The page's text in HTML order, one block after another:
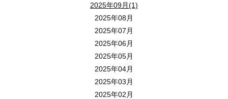
2025年09月(1)
2025年08月
2025年07月
2025年06月
2025年05月
2025年04月
2025年03月
2025年02月